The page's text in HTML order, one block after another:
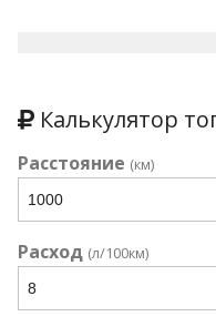
Калькулятор
Расстояние (км)
Расход (л/100км)